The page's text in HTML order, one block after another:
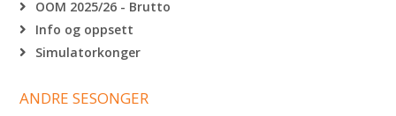
OOM 2025/26 - Brutto
Info og oppsett
Simulatorkonger
ANDRE SESONGER